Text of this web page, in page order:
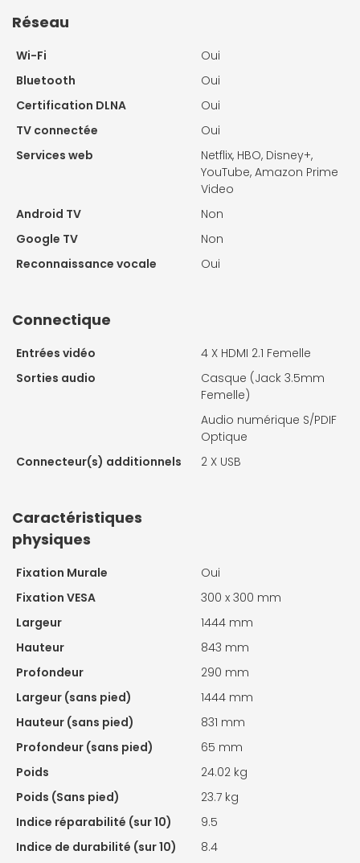
Réseau
Wi-Fi
Oui
Bluetooth
Oui
Certification DLNA
Oui
TV connectée
Oui
Services web
Netflix, HBO, Disney+,
YouTube, Amazon Prime
Video
Android TV
Non
Google TV
Non
Reconnaissance vocale
Oui
Connectique
Entrées vidéo 4 X HDMI 2.1 Femelle
Sorties audio
Casque (Jack 3.5mm
Femelle)
Audio numérique S/PDIF
Optique
Connecteur(s) additionnels
2 X USB
Caractéristiques
physiques
Fixation Murale
Oui
Fixation VESA
300 x 300 mm
Largeur
1444 mm
Hauteur
843 mm
Profondeur
290 mm
Largeur (sans pied)
1444 mm
Hauteur (sans pied)
831 mm
Profondeur (sans pied)
65 mm
Poids
24.02 kg
Poids (Sans pied)
23.7 kg
Indice réparabilité (sur 10)
9.5
Indice de durabilité (sur 10)
8.4